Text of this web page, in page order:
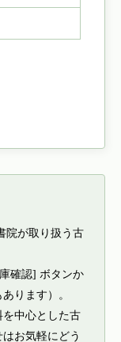
院が取り扱う古
確認] ボタンか
ります）。
中心とした古
お気軽にどう